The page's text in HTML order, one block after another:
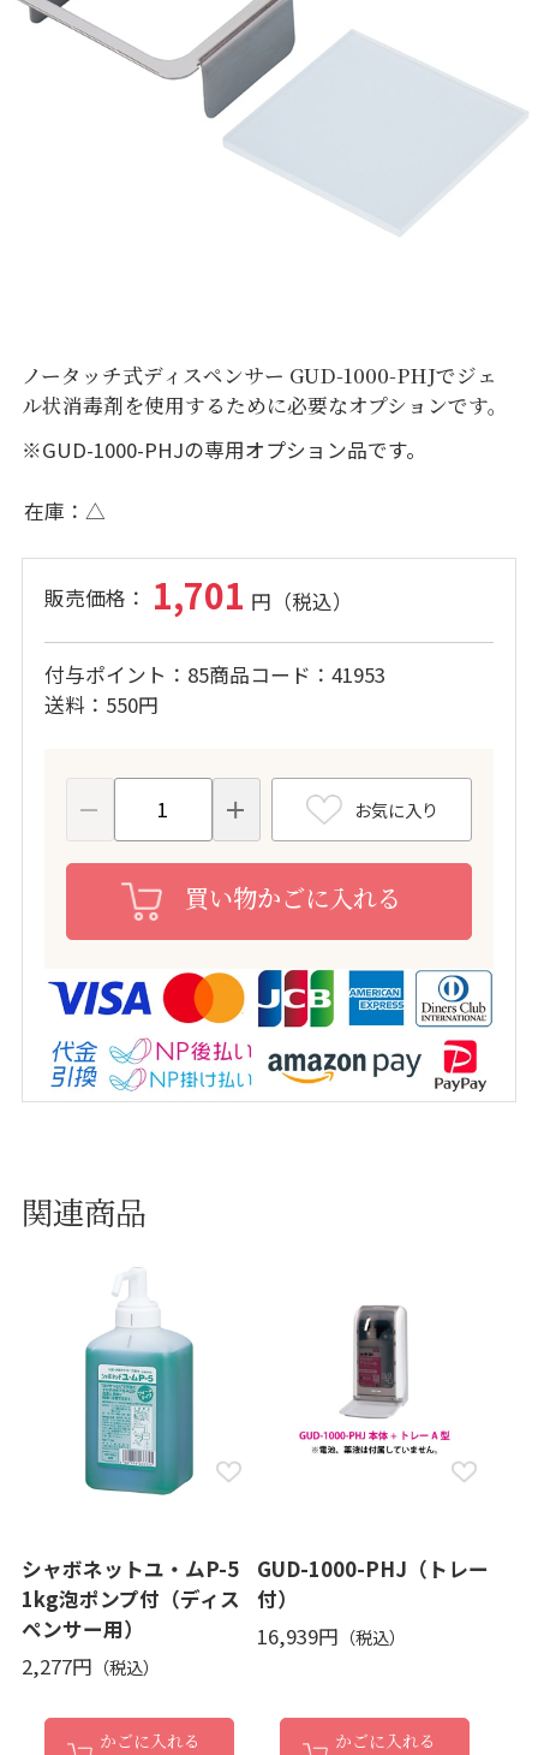
ノータッチ式ディスペンサー GUD-1000-PHJでジェ
ル状消毒剤を使用するために必要なオプションです。
※GUD-1000-PHJの専用オプション品です。
在庫 △
1,701
付与ポイント 85商品コード
41953
送料
550円
お気に入り
買い物かごに入れる
関連商品
シャボネットユ・ムP-5
1kg泡ポンプ付（ディス
ペンサー用）
2,277円
かごに入れる
GUD-1000-PHJ（トレー
付）
16,939円
かごに入れる